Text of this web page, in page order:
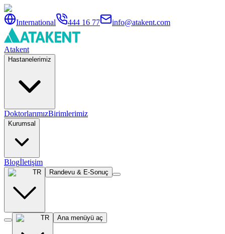
International 444 16 77 info@atakent.com
Atakent
Hastanelerimiz
DoktorlarımızBirimlerimiz
Kurumsal
Blogİletişim
TR Randevu & E-Sonuç
TR Ana menüyü aç